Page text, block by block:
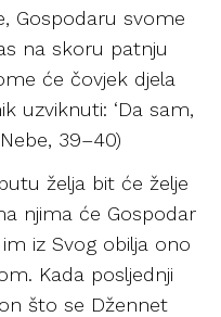
Gospodaru svome
na skoru patnju
će čovjek djela
uzviknuti: ‘Da sam,
39–40)
želja bit će želje
njima će Gospodar
iz Svog obilja ono
Kada posljednji
što se Džennet